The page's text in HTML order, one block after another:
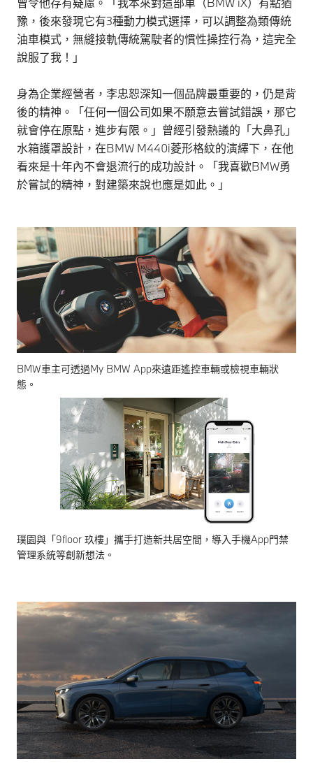
豫，後來發現它有3種動力模式選擇，可以調整為類傳統
油車模式，無縫接軌傳統駕駛者的慣性操控行為，這完全
說服了我！」
身為企業經營者，李忠恕深知一個品牌最重要的，仍是背
後的精神。「任何一個公司如果不願意去嘗試錯誤，那它
就會停在原點，進步有限。」曾經引發熱議的「大鼻孔」
水箱護罩設計，在BMW M440i菱形格紋的演繹下，在他
看來是十年內不會退流行的成功設計。「我喜歡BMW勇
於嘗試的精神，對建築來說也應是如此。」
BMW車主可透過My BMW App來遠距遙控車輛或檢視車輛狀
態。
璞園與「9floor 玖樓」攜手打造新共居空間，導入手機App門禁
管理系統等創新想法。